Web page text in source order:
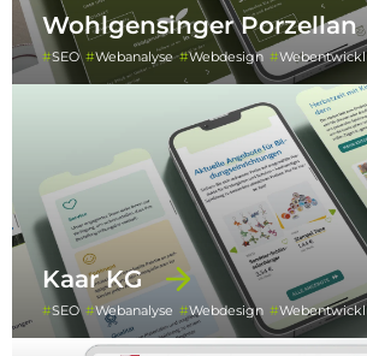
Wohlgensinger Porzellan
SEO Webanalyse Webdesign
Kaar KG
SEO Webanalyse Webdesign